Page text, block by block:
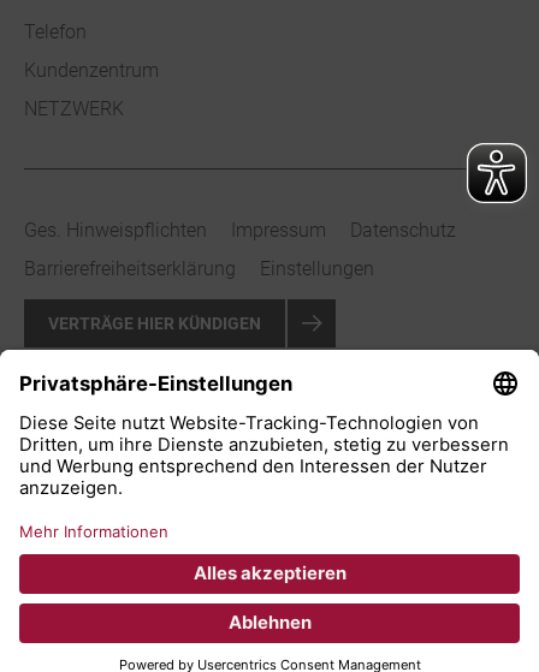
Telefon
Kundenzentrum
NETZWERK
Ges. Hinweispflichten Impressum
Datenschutz
Barrierefreiheitserklärung
Einstellungen
VERTRÄGE HIER KÜNDIGEN
VERTRAG WIDERRUFEN
© 2026 Stadtwerke Bad Salzuflen GmbH